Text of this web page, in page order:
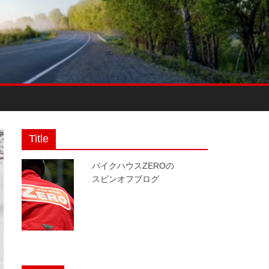
Title
バイクハウスZEROの
スピンオフブログ